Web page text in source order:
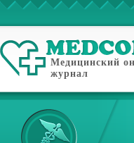
Медицинский
журнал